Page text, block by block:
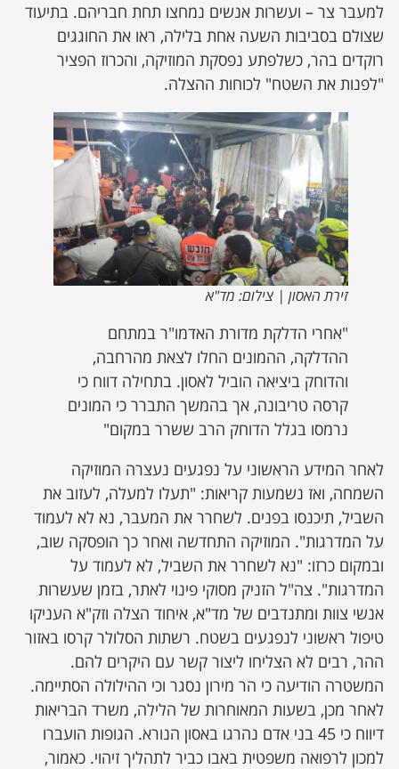
למעבר צר – ועשרות אנשים נמחצו תחת חבריהם. בתיעוד
שצולם בסביבות השעה אחת בלילה, ראו את החוגגים
רוקדים בהר, כשלפתע נפסקת המוזיקה, והכרוז הפציר
"לפנות את השטח" לכוחות ההצלה.
זירת האסון | צילום: מד"א
"אחרי הדלקת מדורת האדמו"ר במתחם
ההדלקה, ההמונים החלו לצאת מהרחבה,
והדוחק ביציאה הוביל לאסון. בתחילה דווח כי
קרסה טריבונה, אך בהמשך התברר כי המונים
נרמסו בגלל הדוחק הרב ששרר במקום"
לאחר המידע הראשוני על נפגעים נעצרה המוזיקה
השמחה, ואז נשמעות קריאות: "תעלו למעלה, לעזוב את
השביל, תיכנסו בפנים. לשחרר את המעבר, נא לא לעמוד
על המדרגות". המוזיקה התחדשה ואחר כך הופסקה שוב,
ובמקום כרזו: "נא לשחרר את השביל, לא לעמוד על
המדרגות". צה"ל הזניק מסוקי פינוי לאתר, בזמן שעשרות
אנשי צוות ומתנדבים של מד"א, איחוד הצלה וזק"א העניקו
טיפול ראשוני לנפגעים בשטח. רשתות הסלולר קרסו באזור
ההר, רבים לא הצליחו ליצור קשר עם היקרים להם.
המשטרה הודיעה כי הר מירון נסגר וכי ההילולה הסתיימה.
לאחר מכן, בשעות המאוחרות של הלילה, משרד הבריאות
דיווח כי 45 בני אדם נהרגו באסון הנורא. הגופות הועברו
למכון לרפואה משפטית באבו כביר לתהליך זיהוי. כאמור,